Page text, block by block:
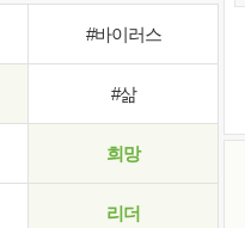
#바이러스
#삶
희망
리더